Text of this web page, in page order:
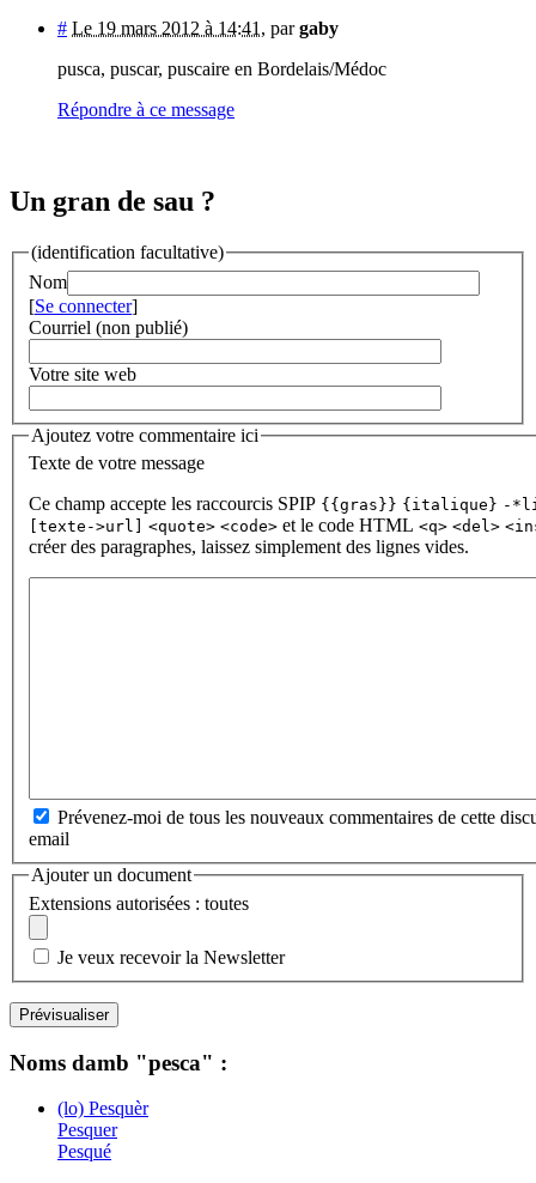
# Le 19 mars 2012 à 14:41 , pargaby
pusca, puscar, puscaire en Bordelais/Médoc
Répondre à ce message
Un gran de sau ?
(identification facultative)
Nom
[Se connecter]
Courriel (non publié)
Votre site web
Ajoutez votre commentaire ici
Texte de votre message
Ce champ accepte les raccourcis SPIP {{gras}} {italique} -
[texte->url]
<quote> <code> et le code HTML <q> <del>
créer des paragraphes, laissez simplement des lignes vides.
Prévenez-moi de tous les nouveaux commentaires de cette
email
Ajouter un document
Extensions autorisées : toutes
Je veux recevoir la Newsletter
Noms damb "pesca" :
(lo) Pesquèr
Pesquer
Pesqué